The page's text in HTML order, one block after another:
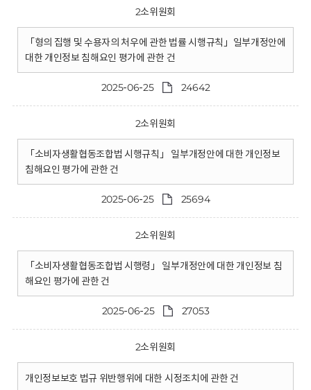
2소위원회
「형의 집행 및 수용자의 처우에 관한 법률 시행규칙」일부개정안에
대한 개인정보 침해요인 평가에 관한 건
2025-06-25 24642
2소위원회
「소비자생활협동조합법 시행규칙」 일부개정안에 대한 개인정보
침해요인 평가에 관한 건
2025-06-25 25694
2소위원회
「소비자생활협동조합법 시행령」 일부개정안에 대한 개인정보 침
해요인 평가에 관한 건
2025-06-25 27053
2소위원회
개인정보보호 법규 위반행위에 대한 시정조치에 관한 건